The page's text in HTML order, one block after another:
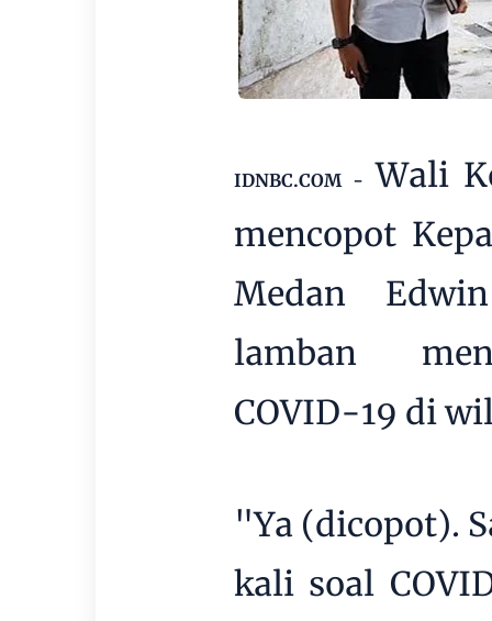
IDNBC.COM - Wali
mencopot
Medan
lamban
COVID-19 di
"Ya (dicopot).
kali soal